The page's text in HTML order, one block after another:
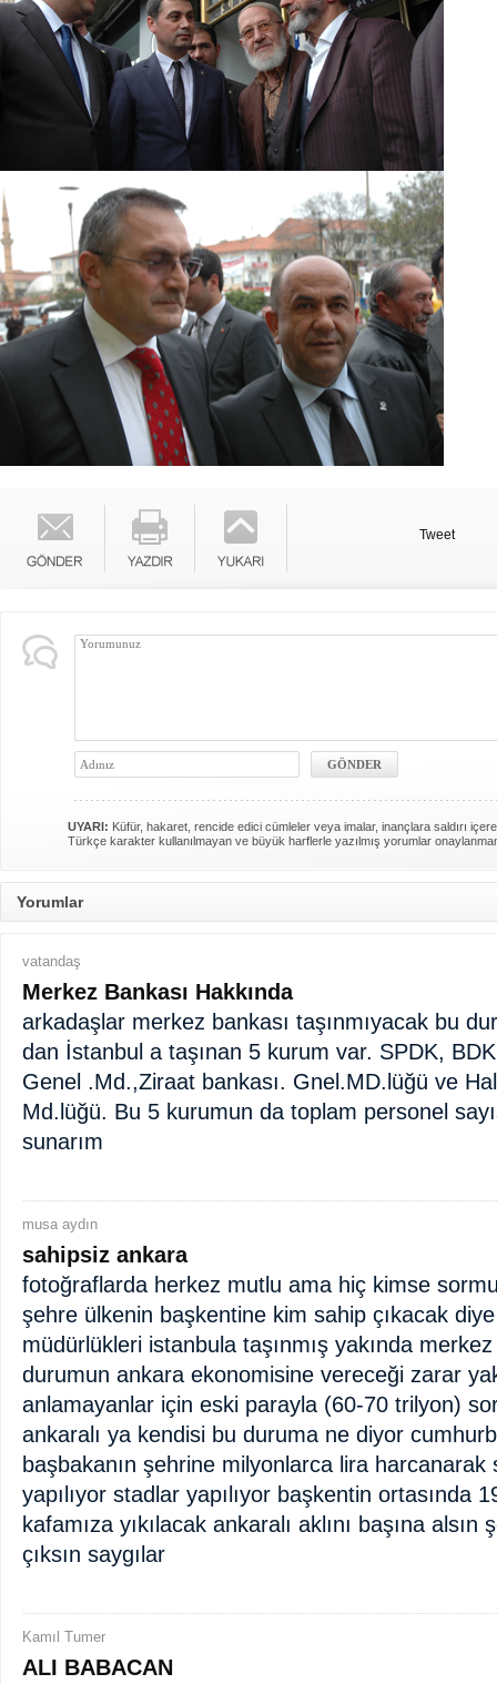
Tweet
UYARI: Küfür, hakaret, rencide edici cümleler veya imalar, inançlara saldırı
Türkçe karakter kullanılmayan ve büyük harflerle yazılmış yorumlar
Yorumlar
vatandaş
Merkez Bankası Hakkında
arkadaşlar merkez bankası taşınmıyacak bu
dan İstanbul a taşınan 5 kurum var. SPDK,
Genel .Md.,Ziraat bankası. Gnel.MD.lüğü ve
Md.lüğü. Bu 5 kurumun da toplam personel
sunarım
musa aydın
sahipsiz ankara
fotoğraflarda herkez mutlu ama hiç kimse
şehre ülkenin başkentine kim sahip çıkacak
müdürlükleri istanbula taşınmış yakında
durumun ankara ekonomisine vereceği zarar
anlamayanlar için eski parayla (60-70 trilyon)
ankaralı ya kendisi bu duruma ne diyor
başbakanın şehrine milyonlarca lira harcanarak
yapılıyor stadlar yapılıyor başkentin ortasında
kafamıza yıkılacak ankaralı aklını başına
çıksın saygılar
Kamıl Tumer
ALI BABACAN